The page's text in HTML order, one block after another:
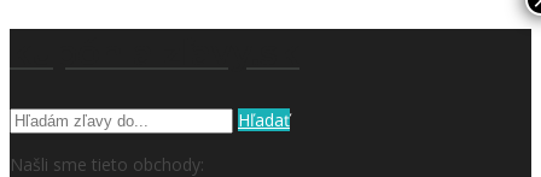
Hľadať
Našli sme tieto obchody: